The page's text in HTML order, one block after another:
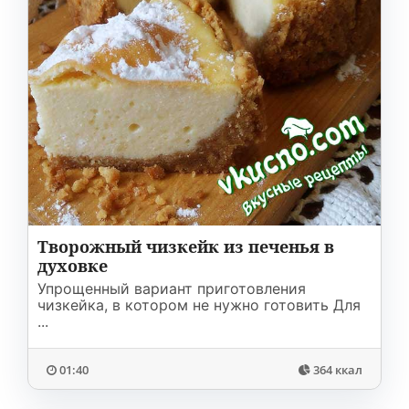
Творожный чизкейк из печенья в
духовке
Упрощенный вариант приготовления
чизкейка, в котором не нужно готовить Для
...
01:40 364 ккал